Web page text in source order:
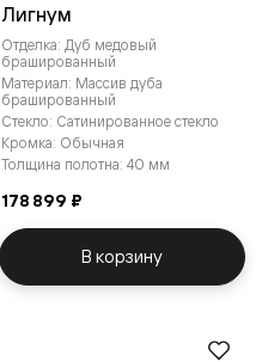
Лигнум
Отделка: Дуб медовый
брашированный
Материал: Массив дуба
брашированный
Стекло: Сатинированное стекло
Кромка: Обычная
Толщина полотна: 40 мм
178 899 ₽
В корзину